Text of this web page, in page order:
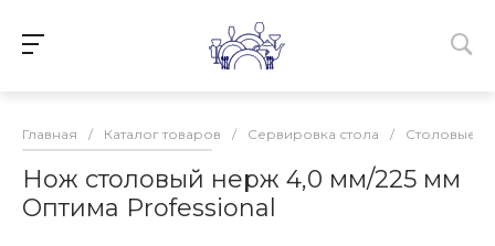
Главная / Каталог товаров / Сервировка стола / Столовые
Нож столовый нерж 4,0 мм/225 мм
Оптима Professional